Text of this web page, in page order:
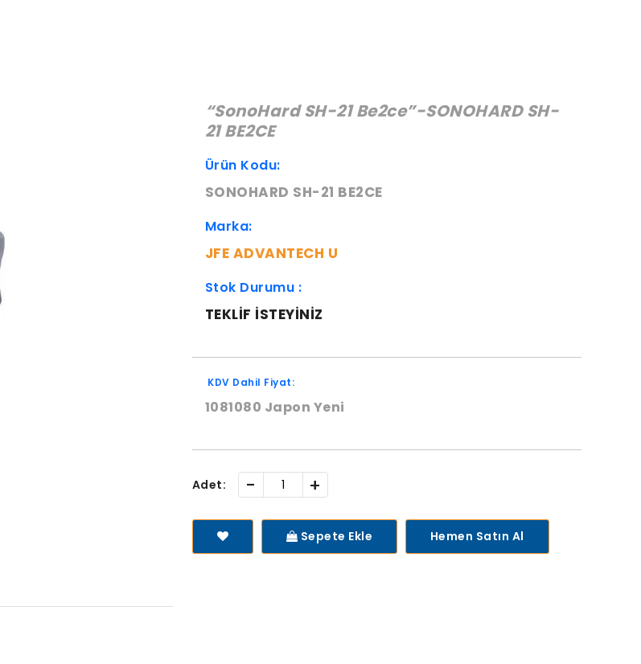
“SonoHard SH-21 Be2ce”-SONOHARD SH-
21 BE2CE
Ürün Kodu:
SONOHARD SH-21 BE2CE
Marka:
JFE ADVANTECH U
Stok Durumu :
TEKLIF ISTEYINIZ
KDV Dahil Fiyat:
1081080 Japon Yeni
Adet: - +
Sepete Ekle Hemen Satın Al